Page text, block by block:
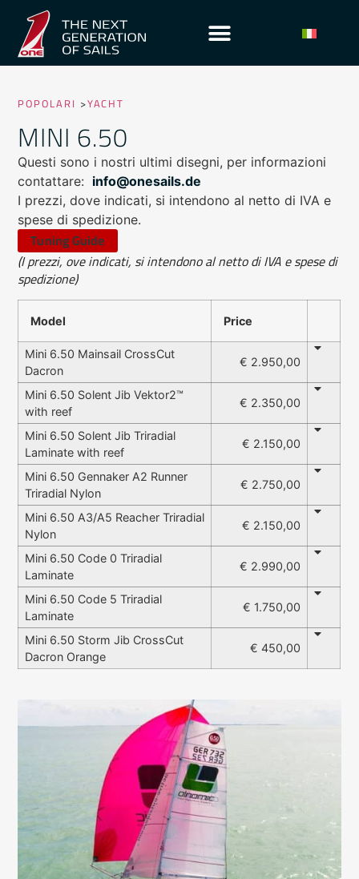
POPOLARI >YACHT
MINI 6.50
Questi sono i nostri ultimi disegni, per informazioni
contattare: info@onesails.de
I prezzi, dove indicati, si intendono al netto di IVA e
spese di spedizione.
Tuning Guide
(I prezzi, ove indicati, si intendono al netto di IVA e spese di
spedizione)
Model Price
Mini 6.50 Mainsail CrossCut
Dacron
€ 2.950,00
Mini 6.50 Solent Jib Vektor2™
with reef
€ 2.350,00
Mini 6.50 Solent Jib Triradial
Laminate with reef
€ 2.150,00
Mini 6.50 Gennaker A2 Runner
Triradial Nylon
€ 2.750,00
Mini 6.50 A3/A5 Reacher Triradial
Nylon
€ 2.150,00
Mini 6.50 Code 0 Triradial
Laminate
€ 2.990,00
Mini 6.50 Code 5 Triradial
Laminate
€ 1.750,00
Mini 6.50 Storm Jib CrossCut
Dacron Orange
€ 450,00